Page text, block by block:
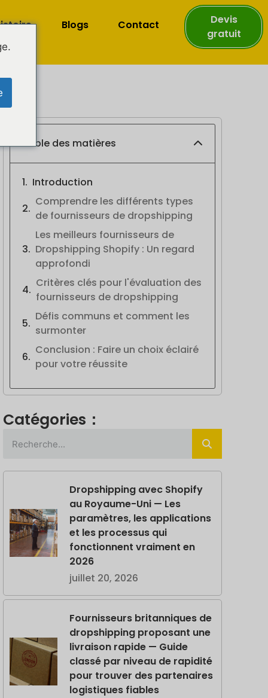
Blogs Contact
Devis
gratuit
Table des matières
Introduction
Comprendre les différents types
de fournisseurs de dropshipping
Les meilleurs fournisseurs de
Dropshipping Shopify : Un regard
approfondi
Critères clés pour l'évaluation des
fournisseurs de dropshipping
Défis communs et comment les
surmonter
Conclusion : Faire un choix éclairé
pour votre réussite
Catégories：
Dropshipping avec Shopify
au Royaume-Uni — Les
paramètres, les applications
et les processus qui
fonctionnent vraiment en
2026
juillet 20, 2026
Fournisseurs britanniques de
dropshipping proposant une
livraison rapide — Guide
classé par niveau de rapidité
pour trouver des partenaires
logistiques fiables